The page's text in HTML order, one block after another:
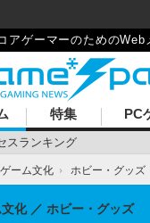
アゲーマーのためのWeb
スランキング
特集 PC
ゲーム文化 › ホビー・グッズ
化 ホビー・グッズ